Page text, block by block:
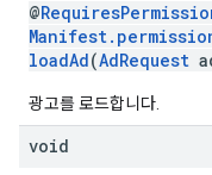
@
loadAd(AdRequest
광고를 로드합니다.
void